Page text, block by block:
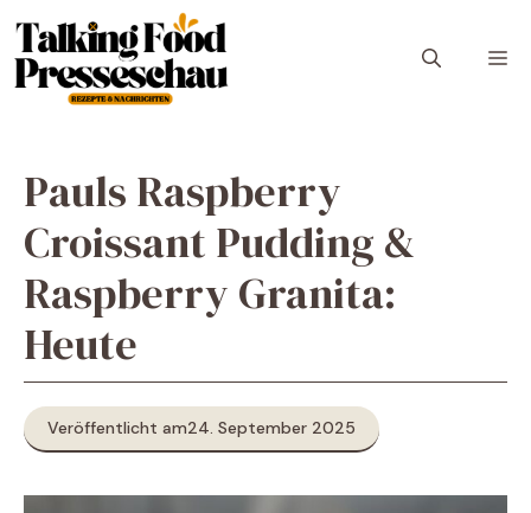
Inhalt
springen
Pauls Raspberry
Croissant Pudding &
Raspberry Granita:
Heute
Veröffentlicht am24. September 2025